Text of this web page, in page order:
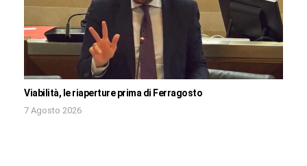
Viabilità, le riaperture prima di Ferragosto
7 Agosto 2026